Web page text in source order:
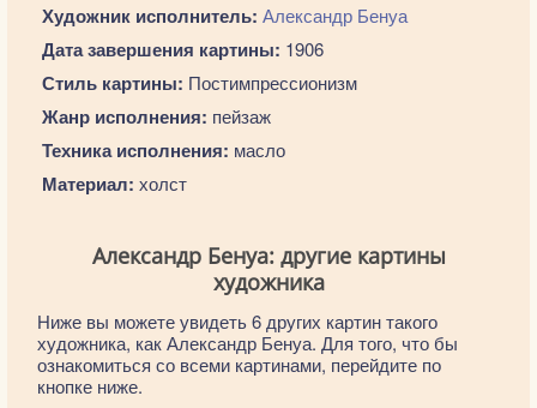
Художник исполнитель: Александр Бенуа
Дата завершения картины: 1906
Стиль картины: Постимпрессионизм
Жанр исполнения: пейзаж
Техника исполнения: масло
Материал: холст
Александр Бенуа: другие картины
художника
Ниже вы можете увидеть 6 других картин такого
художника, как Александр Бенуа. Для того, что бы
ознакомиться со всеми картинами, перейдите по
кнопке ниже.